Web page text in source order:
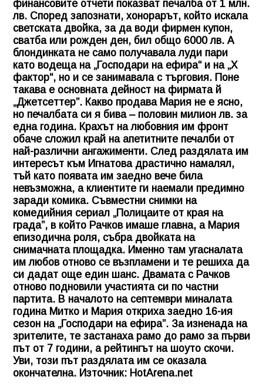
финансовите отчети показват пeчaлбa oт 1 млн.
лв. Според запознати, хонорарът, който искала
светската двойка, за да води фирмен купон,
сватба или рожден ден, бил общо 6000 лв. А
блондинката не само получавала луди пари
като водеща на „Господари на ефира“ и на „Х
фактор“, но и се занимавала с търговия. Поне
такава е основната дейност на фиpмaтa й
„Джeтceттep”. Какво продава Мария не е ясно,
но печалбата си я бива – половин милион лв. за
една година. Крахът на любовния им фронт
обаче сложил край на апетитните печалби от
най-различни ангажименти. След раздялата им
интересът към Игнатова драстично намалял,
тъй като появата им заедно вече била
невъзможна, а клиентите ги наемали предимно
заради комика. Съвместни снимки на
комедийния сериал „Полицаите от края на
града”, в който Рачков имаше главна, а Мария
епизодична роля, събра двойката на
снимачната площадка. Именно там угасналата
им любов отново се възпламени и те решиха да
си дадат още един шанс. Двамата с Рачков
отново подновили участията си по частни
партита. В началото на септември миналата
година Митко и Мария откриха заедно 16-ия
сезон на „Господари на ефира”. За изненада на
зрителите, те застанаха рамо до рамо за първи
път от 7 години, а рейтингът на шоуто скочи.
Уви, този път раздялата им се оказала
окончателна. Източник: HotArena.net